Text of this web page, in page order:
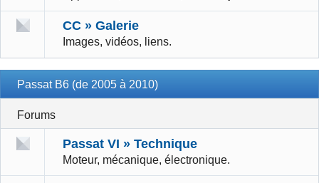
CC » Galerie
Images, vidéos, liens.
Passat B6 (de 2005 à 2010)
Forums
Passat VI » Technique
Moteur, mécanique, électronique.